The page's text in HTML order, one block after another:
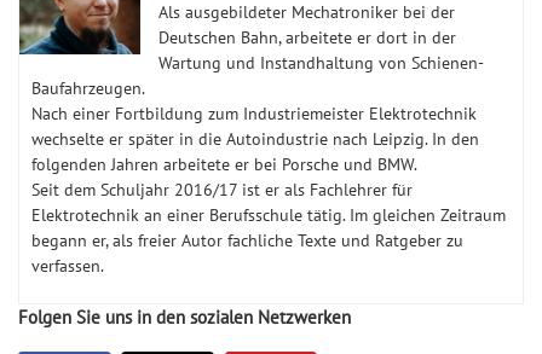
Als ausgebildeter Mechatroniker bei der
Deutschen Bahn, arbeitete er dort in der
Wartung und Instandhaltung von Schienen-
Baufahrzeugen.
Nach einer Fortbildung zum Industriemeister Elektrotechnik
wechselte er später in die Autoindustrie nach Leipzig. In den
folgenden Jahren arbeitete er bei Porsche und BMW.
Seit dem Schuljahr 2016/17 ist er als Fachlehrer für
Elektrotechnik an einer Berufsschule tätig. Im gleichen Zeitraum
begann er, als freier Autor fachliche Texte und Ratgeber zu
verfassen.
Folgen Sie uns in den sozialen Netzwerken